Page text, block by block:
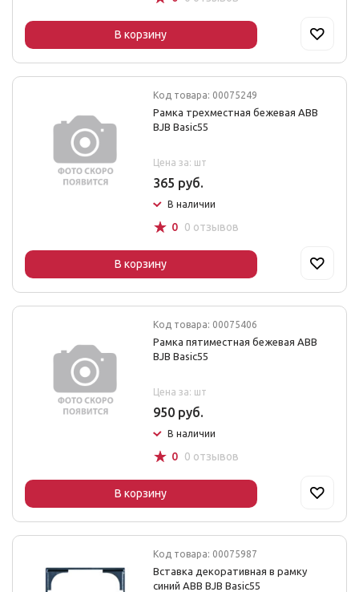
В корзину
Код товара: 00075249
Рамка трехместная бежевая ABB
BJB Basic55
Цена за: шт
365 руб.
В наличии
☆ 0 0 отзывов
В корзину
Код товара: 00075406
Рамка пятиместная бежевая ABB
BJB Basic55
Цена за: шт
950 руб.
В наличии
☆ 0 0 отзывов
В корзину
Код товара: 00075987
Вставка декоративная в рамку
синий ABB BJB Basic55